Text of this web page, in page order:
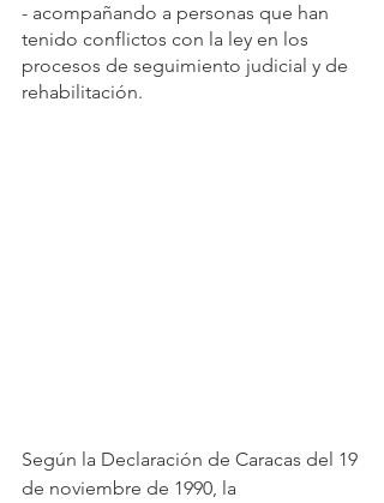
- acompañando a personas que han
tenido conflictos con la ley en los
procesos de seguimiento judicial y de
rehabilitación.
Según la Declaración de Caracas del 19
de noviembre de 1990, la